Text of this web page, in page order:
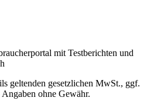
mit Testberichten und
geltenden gesetzlichen MwSt., ggf.
ohne Gewähr.